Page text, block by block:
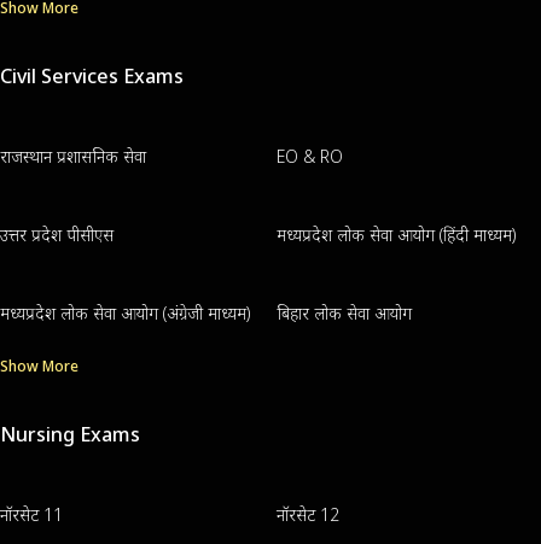
Show More
Civil Services Exams
राजस्थान प्रशासनिक सेवा EO & RO
उत्तर प्रदेश पीसीएस मध्यप्रदेश लोक सेवा आयोग (हिंदी माध्यम)
मध्यप्रदेश लोक सेवा आयोग (अंग्रेजी माध्यम) बिहार लोक सेवा आयोग
Show More
Nursing Exams
नॉरसेट 11 नॉरसेट 12